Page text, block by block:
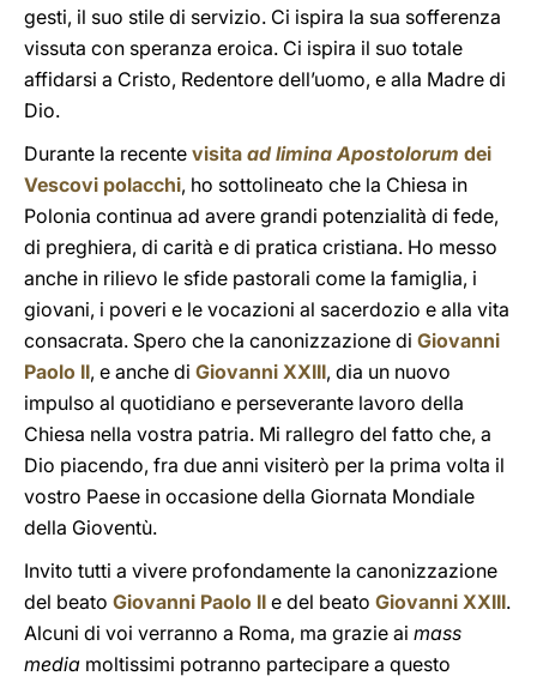
gesti, il suo stile di servizio. Ci ispira la sua sofferenza
vissuta con speranza eroica. Ci ispira il suo totale
affidarsi a Cristo, Redentore dell’uomo, e alla Madre di
Dio.
Durante la recente visita ad limina Apostolorum dei
Vescovi polacchi, ho sottolineato che la Chiesa in
Polonia continua ad avere grandi potenzialità di fede,
di preghiera, di carità e di pratica cristiana. Ho messo
anche in rilievo le sfide pastorali come la famiglia, i
giovani, i poveri e le vocazioni al sacerdozio e alla vita
consacrata. Spero che la canonizzazione di Giovanni
Paolo II, e anche di Giovanni XXIII, dia un nuovo
impulso al quotidiano e perseverante lavoro della
Chiesa nella vostra patria. Mi rallegro del fatto che, a
Dio piacendo, fra due anni visiterò per la prima volta il
vostro Paese in occasione della Giornata Mondiale
della Gioventù.
Invito tutti a vivere profondamente la canonizzazione
del beato Giovanni Paolo II e del beato Giovanni XXIII.
Alcuni di voi verranno a Roma, ma grazie ai mass
media moltissimi potranno partecipare a questo